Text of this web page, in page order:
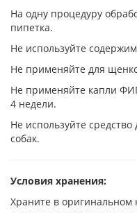
На одну процедуру
пипетка.
Не используйте
Не применяйте для
Не применяйте капли
4 недели.
Не используйте
собак.
Условия хранения:
Храните в оригинальном